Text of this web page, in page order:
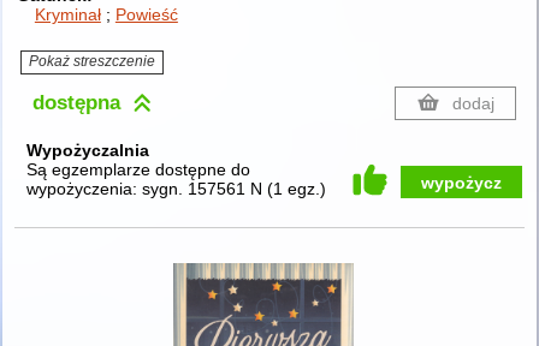
Kryminał
Powieść
Pokaż streszczenie
dostępna dodaj
Wypożyczalnia
Są egzemplarze dostępne do
wypożyczenia: sygn. 157561 N (1 egz. ) wypożycz